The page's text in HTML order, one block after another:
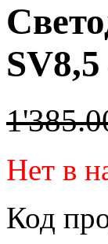
Нет в
Код